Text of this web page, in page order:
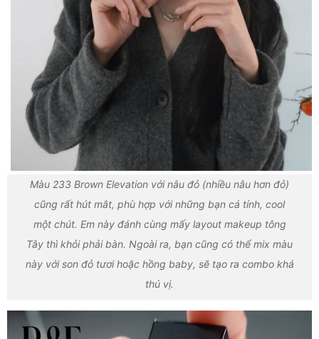
Màu 233 Brown Elevation với nâu đỏ (nhiều nâu hơn đỏ)
cũng rất hút mắt, phù hợp với những bạn cá tính, cool
một chút. Em này đánh cùng mấy layout makeup tông
Tây thì khỏi phải bàn. Ngoài ra, bạn cũng có thể mix màu
này với son đỏ tươi hoặc hồng baby, sẽ tạo ra combo khá
thú vị.